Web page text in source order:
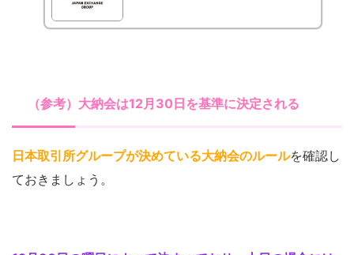
（参考）大納会は12月30日を基準に決定される
日本取引所グループが決めている大納会のルールを確認し
ておきましょう。